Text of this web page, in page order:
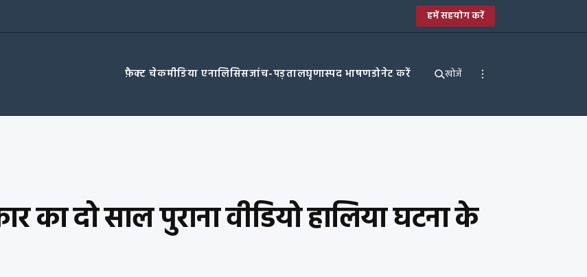
हमें सहयोग करें
फ़ैक्ट चेकमीडिया एनालिसिसजांच-पड़तालघृणास्पद भाषणडोनेट करें खोजें
का दो साल पुराना वीडियो हालिया घटना के